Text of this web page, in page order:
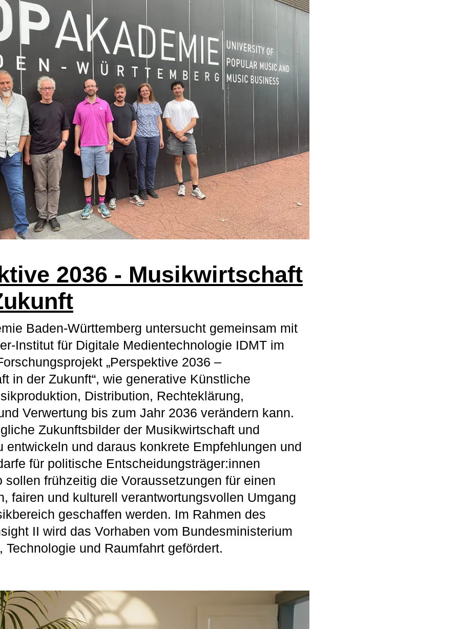
2036 - Musikwirtschaft
Baden-Württemberg untersucht gemeinsam mit
Institut für Digitale Medientechnologie IDMT im
„Perspektive 2036 –
in der Zukunft“, wie generative Künstliche
Distribution, Rechteklärung,
Verwertung bis zum Jahr 2036 verändern kann.
Zukunftsbilder der Musikwirtschaft und
entwickeln und daraus konkrete Empfehlungen und
für politische Entscheidungsträger:innen
sollen frühzeitig die Voraussetzungen für einen
fairen und kulturell verantwortungsvollen Umgang
geschaffen werden. Im Rahmen des
II wird das Vorhaben vom Bundesministerium
Technologie und Raumfahrt gefördert.